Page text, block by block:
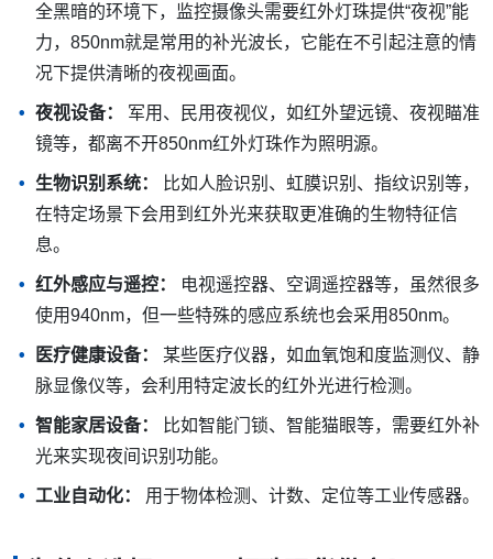
全黑暗的环境下，监控摄像头需要红外灯珠提供“夜视”能
力，850nm就是常用的补光波长，它能在不引起注意的情
况下提供清晰的夜视画面。
夜视设备：
军用、民用夜视仪，如红外望远镜、夜视瞄准
镜等，都离不开850nm红外灯珠作为照明源。
生物识别系统：
比如人脸识别、虹膜识别、指纹识别等，
在特定场景下会用到红外光来获取更准确的生物特征信
息。
红外感应与遥控：
电视遥控器、空调遥控器等，虽然很多
使用940nm，但一些特殊的感应系统也会采用850nm。
医疗健康设备：
某些医疗仪器，如血氧饱和度监测仪、静
脉显像仪等，会利用特定波长的红外光进行检测。
智能家居设备：
比如智能门锁、智能猫眼等，需要红外补
光来实现夜间识别功能。
工业自动化： 用于物体检测、计数、定位等工业传感器。